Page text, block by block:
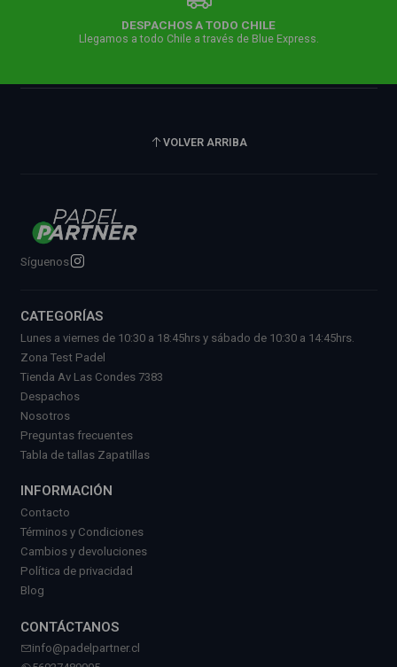
DESPACHOS A TODO CHILE
Llegamos a todo Chile a través de Blue Express.
VOLVER ARRIBA
Síguenos
CATEGORÍAS
Lunes a viernes de 10:30 a 18:45hrs y sábado de 10:30 a 14:45hrs.
Zona Test Padel
Tienda Av Las Condes 7383
Despachos
Nosotros
Preguntas frecuentes
Tabla de tallas Zapatillas
INFORMACIÓN
Contacto
Términos y Condiciones
Cambios y devoluciones
Política de privacidad
Blog
CONTÁCTANOS
info@padelpartner.cl